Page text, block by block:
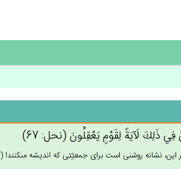
ذَلِك‌َ لَآيَة‌ً لِقَوْم‌ٍ يَعْقِلُون‌َ (نحل: 67)
نشانه روشنى است براى جمعيّتى كه انديشه مى‏كنند! (67)